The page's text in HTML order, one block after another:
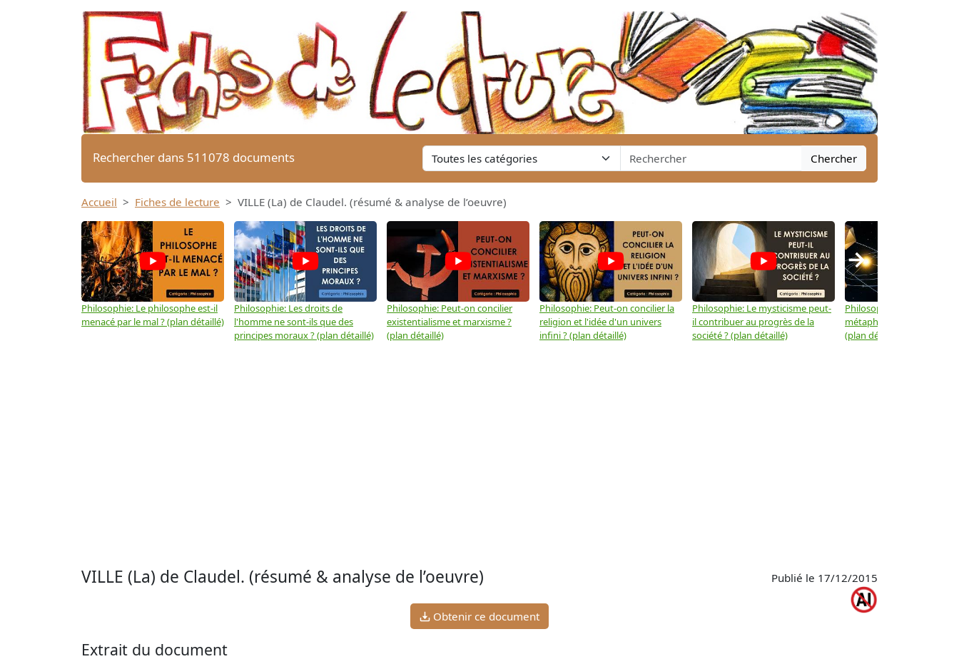
Rechercher dans 511078 documents Chercher
Accueil Fiches de lecture VILLE (La) de Claudel. (résumé & analyse de l’oeuvre)
Philosophie: Le philosophe est-il
menacé par le mal ? (plan détaillé)
Philosophie: Les droits de
l'homme ne sont-ils que des
principes moraux ? (plan détaillé)
Philosophie: Peut-on concilier
existentialisme et marxisme ?
(plan détaillé)
Philosophie: Peut-on concilier la
religion et l'idée d'un univers
infini ? (plan détaillé)
Philosophie: Le mysticisme peut-
il contribuer au progrès de la
société ? (plan détaillé)
Philosophie: Peut-on lier la
métaphysique à la
(plan détaillé)
→
VILLE (La) de Claudel. (résumé & analyse de l’oeuvre) Publié le 17/12/2015
Obtenir ce document
Extrait du document